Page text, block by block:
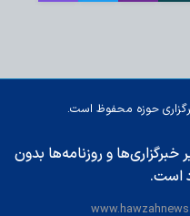
حوزه محفوظ است.
خبرگزاری‌ها و روزنامه‌ها بدون
است.